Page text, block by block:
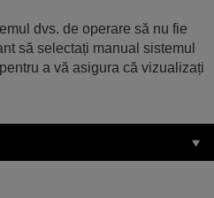
dvs. de operare să nu fie
să selectați manual sistemul
a vă asigura că vizualizați